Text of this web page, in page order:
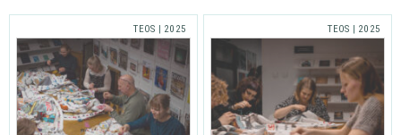
TEOS | 2025 TEOS | 2025